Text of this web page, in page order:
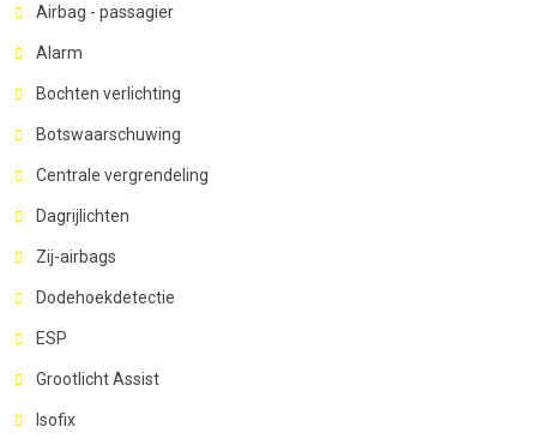
Airbag - passagier
Alarm
Bochten verlichting
Botswaarschuwing
Centrale vergrendeling
Dagrijlichten
Zij-airbags
Dodehoekdetectie
ESP
Grootlicht Assist
Isofix